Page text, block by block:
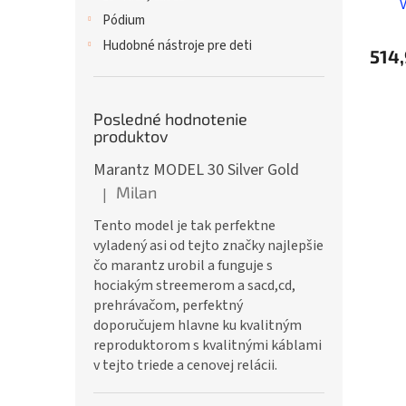
Pódium
Hudobné nástroje pre deti
Posledné hodnotenie
produktov
Marantz MODEL 30 Silver Gold
Hodnotenie produktu je 5 z 5 hviezdičiek.
| Milan
Tento model je tak perfektne
vyladený asi od tejto značky najlepšie
čo marantz urobil a funguje s
hociakým streemerom a sacd,cd,
prehrávačom, perfektný
doporučujem hlavne ku kvalitným
reproduktorom s kvalitnými káblami
v tejto triede a cenovej relácii.